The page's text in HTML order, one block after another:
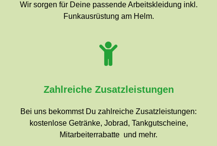
Wir sorgen für Deine passende Arbeitskleidung inkl.
Funkausrüstung am Helm.
Zahlreiche Zusatzleistungen
Bei uns bekommst Du zahlreiche Zusatzleistungen:
kostenlose Getränke, Jobrad, Tankgutscheine,
Mitarbeiterrabatte und mehr.